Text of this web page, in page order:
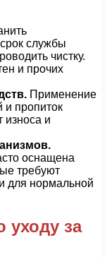
службы
чистку.
и прочих
Применение
и пропиток
износа и
оснащена
требуют
для нормальной
уходу за